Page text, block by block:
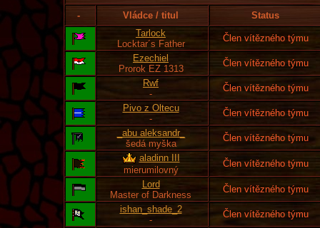
- Vládce / titul
Status
Tarlock
Locktar´s Father
Člen vítězného týmu
Ezechiel
Prorok EZ 1313
Člen vítězného týmu
Rwf
-
Člen vítězného týmu
Pivo z Oltecu
-
Člen vítězného týmu
_abu aleksandr_
šedá myška
Člen vítězného týmu
aladinn III
mierumilovný
Člen vítězného týmu
Lord
Master of Darkness
Člen vítězného týmu
ishan_shade_2
-
Člen vítězného týmu